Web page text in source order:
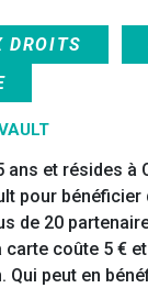
DROITS
ans et résides à
pour bénéficier
de 20
coûte 5 €
Qui peut en